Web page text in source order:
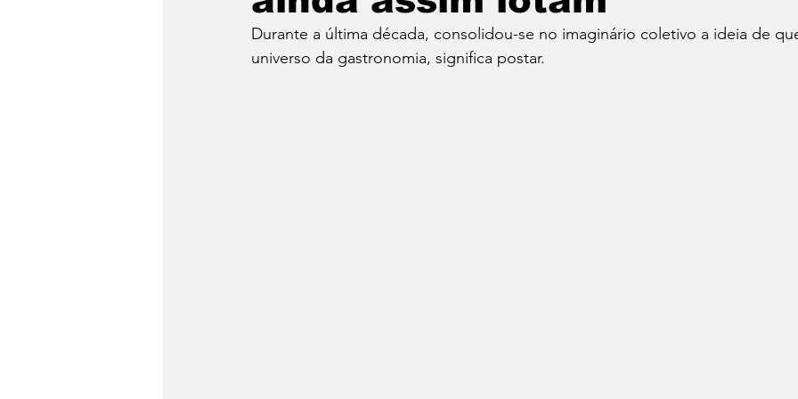
Cafés Dia do Bacon Dia do
Durante a última década, consolidou-se no imaginário coletivo a ideia de
universo da gastronomia, significa postar.